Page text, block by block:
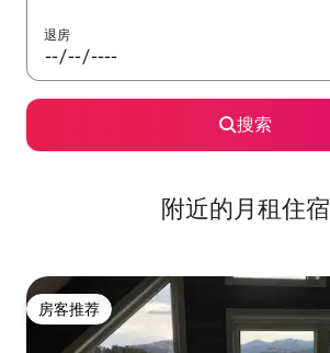
退房
搜索
附近的月租住宿
房客推荐
房客推荐